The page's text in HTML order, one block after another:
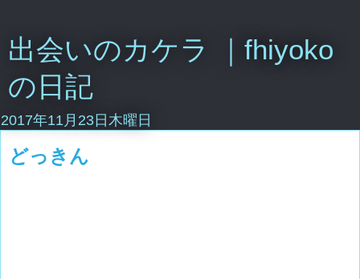
出会いのカケラ ｜fhiyoko
の日記
2017年11月23日木曜日
どっきん